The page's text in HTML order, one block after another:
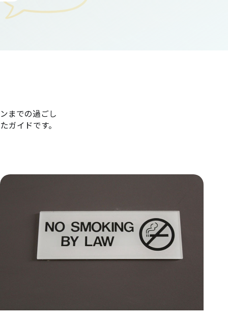
までの過ごし
ガイドです。